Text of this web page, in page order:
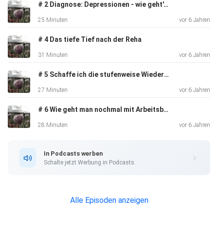
# 2 Diagnose: Depressionen - wie geht's jetzt weiter?
25 Minuten vor 6 Jahren
# 4 Das tiefe Tief nach der Reha
31 Minuten vor 6 Jahren
# 5 Schaffe ich die stufenweise Wiedereingliederung?
27 Minuten vor 6 Jahren
# 6 Wie geht man nochmal mit Arbeitsbelastung um?
28 Minuten vor 6 Jahren
In Podcasts werben
Schalte jetzt Werbung in Podcasts.
Alle Episoden anzeigen